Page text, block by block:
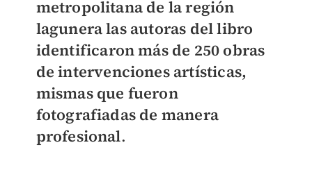
metropolitana de la región
lagunera las autoras del libro
identificaron más de 250 obras
de intervenciones artísticas,
mismas que fueron
fotografiadas de manera
profesional.